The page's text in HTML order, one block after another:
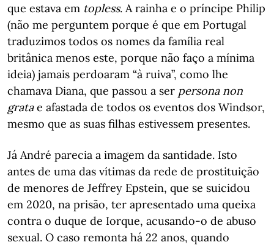
que estava em topless. A rainha e o príncipe Philip
(não me perguntem porque é que em Portugal
traduzimos todos os nomes da família real
britânica menos este, porque não faço a mínima
ideia) jamais perdoaram “à ruiva”, como lhe
chamava Diana, que passou a ser persona non
gratae afastada de todos os eventos dos Windsor,
mesmo que as suas filhas estivessem presentes.
Já André parecia a imagem da santidade. Isto
antes de uma das vítimas da rede de prostituição
de menores de Jeffrey Epstein, que se suicidou
em 2020, na prisão, ter apresentado uma queixa
contra o duque de Iorque, acusando-o de abuso
sexual. O caso remonta há 22 anos, quando